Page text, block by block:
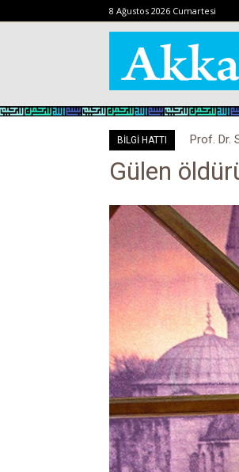
8 Ağustos 2026 Cumartesi
BİLGİ HATTI
Prof. Dr.
kalabilir
Gülen